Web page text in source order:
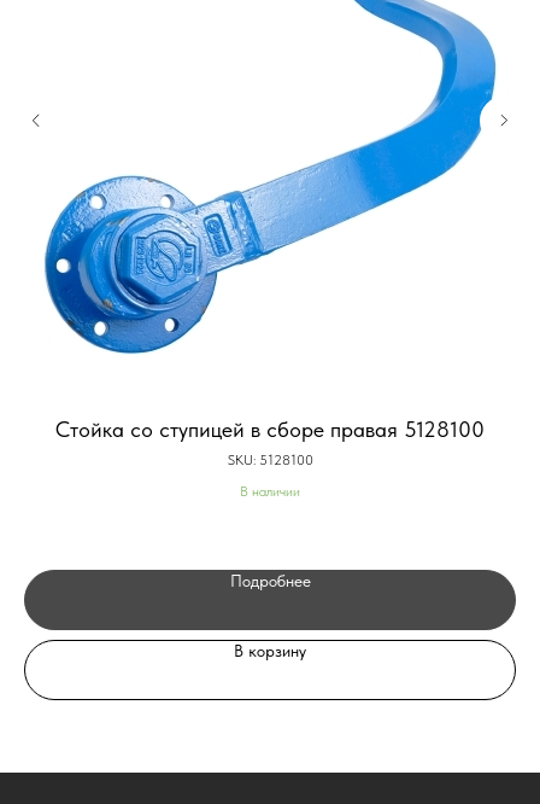
Стойка со ступицей в сборе правая 5128100
SKU: 5128100
В наличии
Подробнее
В корзину